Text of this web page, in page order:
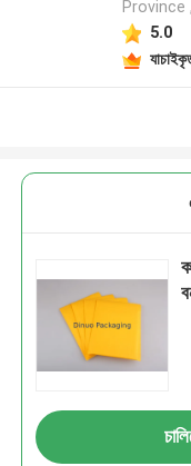
Province
5.0